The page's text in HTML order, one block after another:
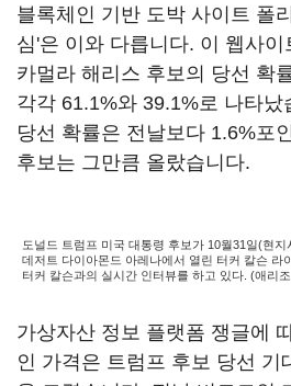
블록체인 기반 도박 사이트 폴
심'은 이와 다릅니다. 이 웹사
카멀라 해리스 후보의 당선 확
각각 61.1%와 39.1%로 나타났
당선 확률은 전날보다 1.6%포
후보는 그만큼 올랐습니다.
도널드 트럼프 미국 대통령 후보가 10월31일(현
데저트 다이아몬드 아레나에서 열린 터커 칼슨 라
터커 칼슨과의 실시간 인터뷰를 하고 있다. (애리
가상자산 정보 플랫폼 쟁글에
인 가격은 트럼프 후보 당선 기